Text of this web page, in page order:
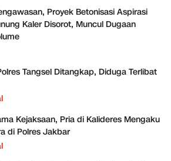
Proyek Betonisasi Aspirasi
Kaler Disorot, Muncul Dugaan
Tangsel Ditangkap, Diduga Terlibat
Kejaksaan, Pria di Kalideres Mengaku
di Polres Jakbar